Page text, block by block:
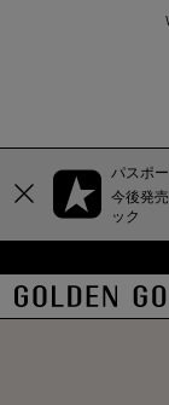
メ
イ
ン
コ
ン
テ
フ
ッ
タ
ー
コ
ン
パスポ
今後発
ック